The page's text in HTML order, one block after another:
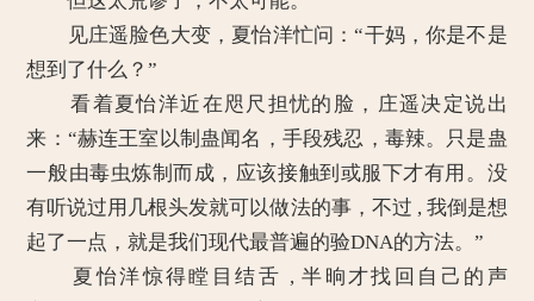
见庄遥脸色大变，夏怡洋忙问：“干妈，你是不是
想到了什么？”
看着夏怡洋近在咫尺担忧的脸，庄遥决定说出
来：“赫连王室以制蛊闻名，手段残忍，毒辣。只是蛊
一般由毒虫炼制而成，应该接触到或服下才有用。没
有听说过用几根头发就可以做法的事，不过 , 我倒是想
起了一点，就是我们现代最普遍的验DNA的方法。”
夏怡洋惊得瞠目结舌 , 半晌才找回自己的声